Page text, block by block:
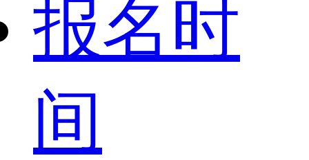
报名时
间